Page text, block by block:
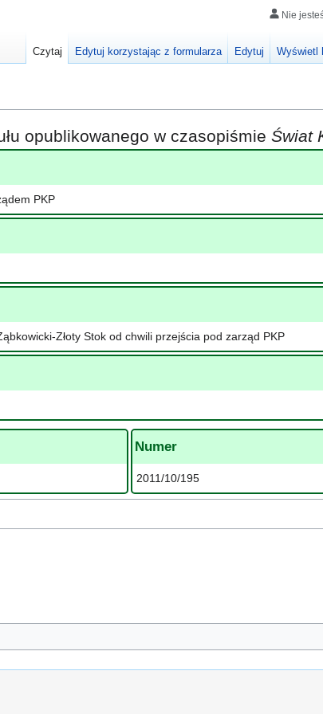
opublikowanego w czasopiśmie Świat
PKP
Złoty Stok od chwili przejścia pod zarząd PKP
Numer
2011/10/195
Nie
Czytaj Edytuj korzystając z formularza Edytuj Wyświetl